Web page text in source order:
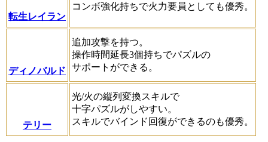
転生レイラン
コンボ強化持ちで火力要員としても優秀。
ディノバルド
追加攻撃を持つ。
操作時間延長3個持ちでパズルの
サポートができる。
テリー
光/火の縦列変換スキルで
十字パズルがしやすい。
スキルでバインド回復ができるのも優秀。